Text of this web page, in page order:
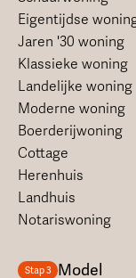
Eigentijdse
Jaren '30 woning
Klassieke woning
Landelijke woning
Moderne woning
Boerderijwoning
Cottage
Herenhuis
Landhuis
Notariswoning
Stap 3 Model